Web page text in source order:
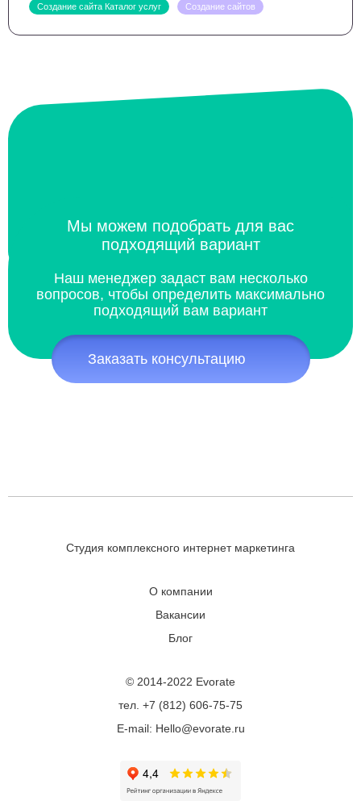
Создание сайта Каталог услуг Создание сайтов
Мы можем подобрать для вас
подходящий вариант
Наш менеджер задаст вам несколько
вопросов, чтобы определить максимально
подходящий вам вариант
Заказать консультацию
Студия комплексного интернет маркетинга
О компании
Вакансии
Блог
© 2014-2022 Evorate
тел. +7 (812) 606-75-75
E-mail: Hello@evorate.ru